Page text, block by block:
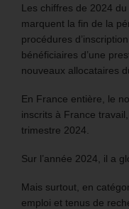
Les chiffres de 2024
marquent la fin de la
procédures
bénéficiaires d’une
nouveaux allocataires
En France entière, le
inscrits à France
trimestre 2024.
Sur l’année 2024, il a
Mais surtout, en
emploi et tenus de